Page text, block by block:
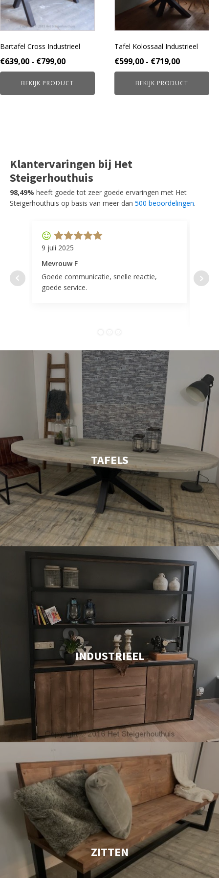
Bartafel Cross Industrieel
€639,00 - €799,00Prijsklasse:
€639,00
tot
€799,00
BEKIJK PRODUCT
optie
kan
gekozen
op
de
productpagina
Tafel Kolossaal Industrieel
€599,00 - €719,00
€599,00
tot
€719,00
BEKIJK PRODUCT
kan
gekozen
op
de
productpagina
Klantervaringen bij Het
Steigerhouthuis
98,49% heeft goede tot zeer goede ervaringen met Het
Steigerhouthuis op basis van meer dan 500 beoordelingen.
9 juli 2025
Mevrouw F
Goede communicatie, snelle reactie,
goede service.
door
TAFELS
INDUSTRIEEL
ZITTEN